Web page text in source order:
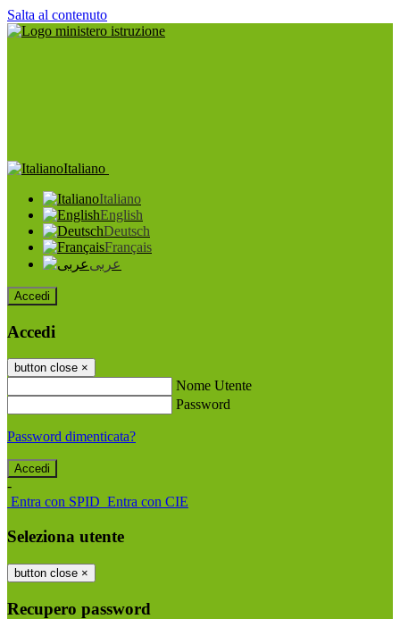
Salta al contenuto
Italiano
Italiano
English
Deutsch
Français
عربى
Accedi
Accedi
button close ×
Nome Utente
Password
Password dimenticata?
-
Entra con SPID Entra con CIE
Seleziona utente
button close ×
Recupero password